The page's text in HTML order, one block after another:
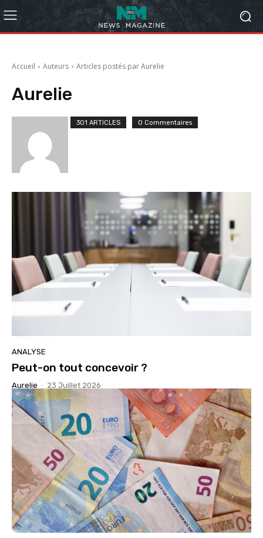
Accueil Auteurs Articles postés par Aurelie
Aurelie
301 ARTICLES 0 Commentaires
ANALYSE
Peut-on tout concevoir ?
Aurelie - 23 Juillet 2026